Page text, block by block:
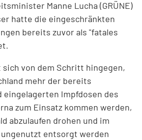
Manne Lucha (GRÜNE)
hatte die eingeschränkten
bereits zuvor als "fatales
von dem Schritt hingegen,
mehr der bereits
eingelagerten Impfdosen des
zum Einsatz kommen werden,
abzulaufen drohen und im
entsorgt werden